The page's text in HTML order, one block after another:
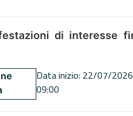
di interesse
Data inizio: 22/07/2026
09:00